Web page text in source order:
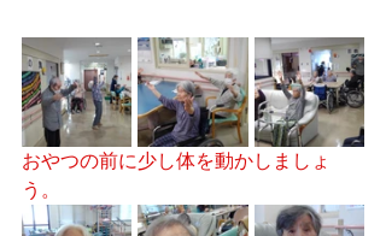
おやつの前に少し体を動かしましょ
う。